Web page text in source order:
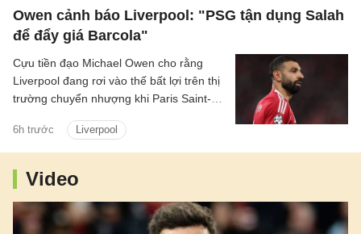
Owen cảnh báo Liverpool: "PSG tận dụng Salah
để đẩy giá Barcola"
6h trước Liverpool
Cựu tiền đạo Michael Owen cho rằng
Liverpool đang rơi vào thế bất lợi trên thị
trường chuyển nhượng khi Paris Saint-
người thay Mohamed Salah để đẩy giá
Bradley Barcola lên mức rất cao.
Video